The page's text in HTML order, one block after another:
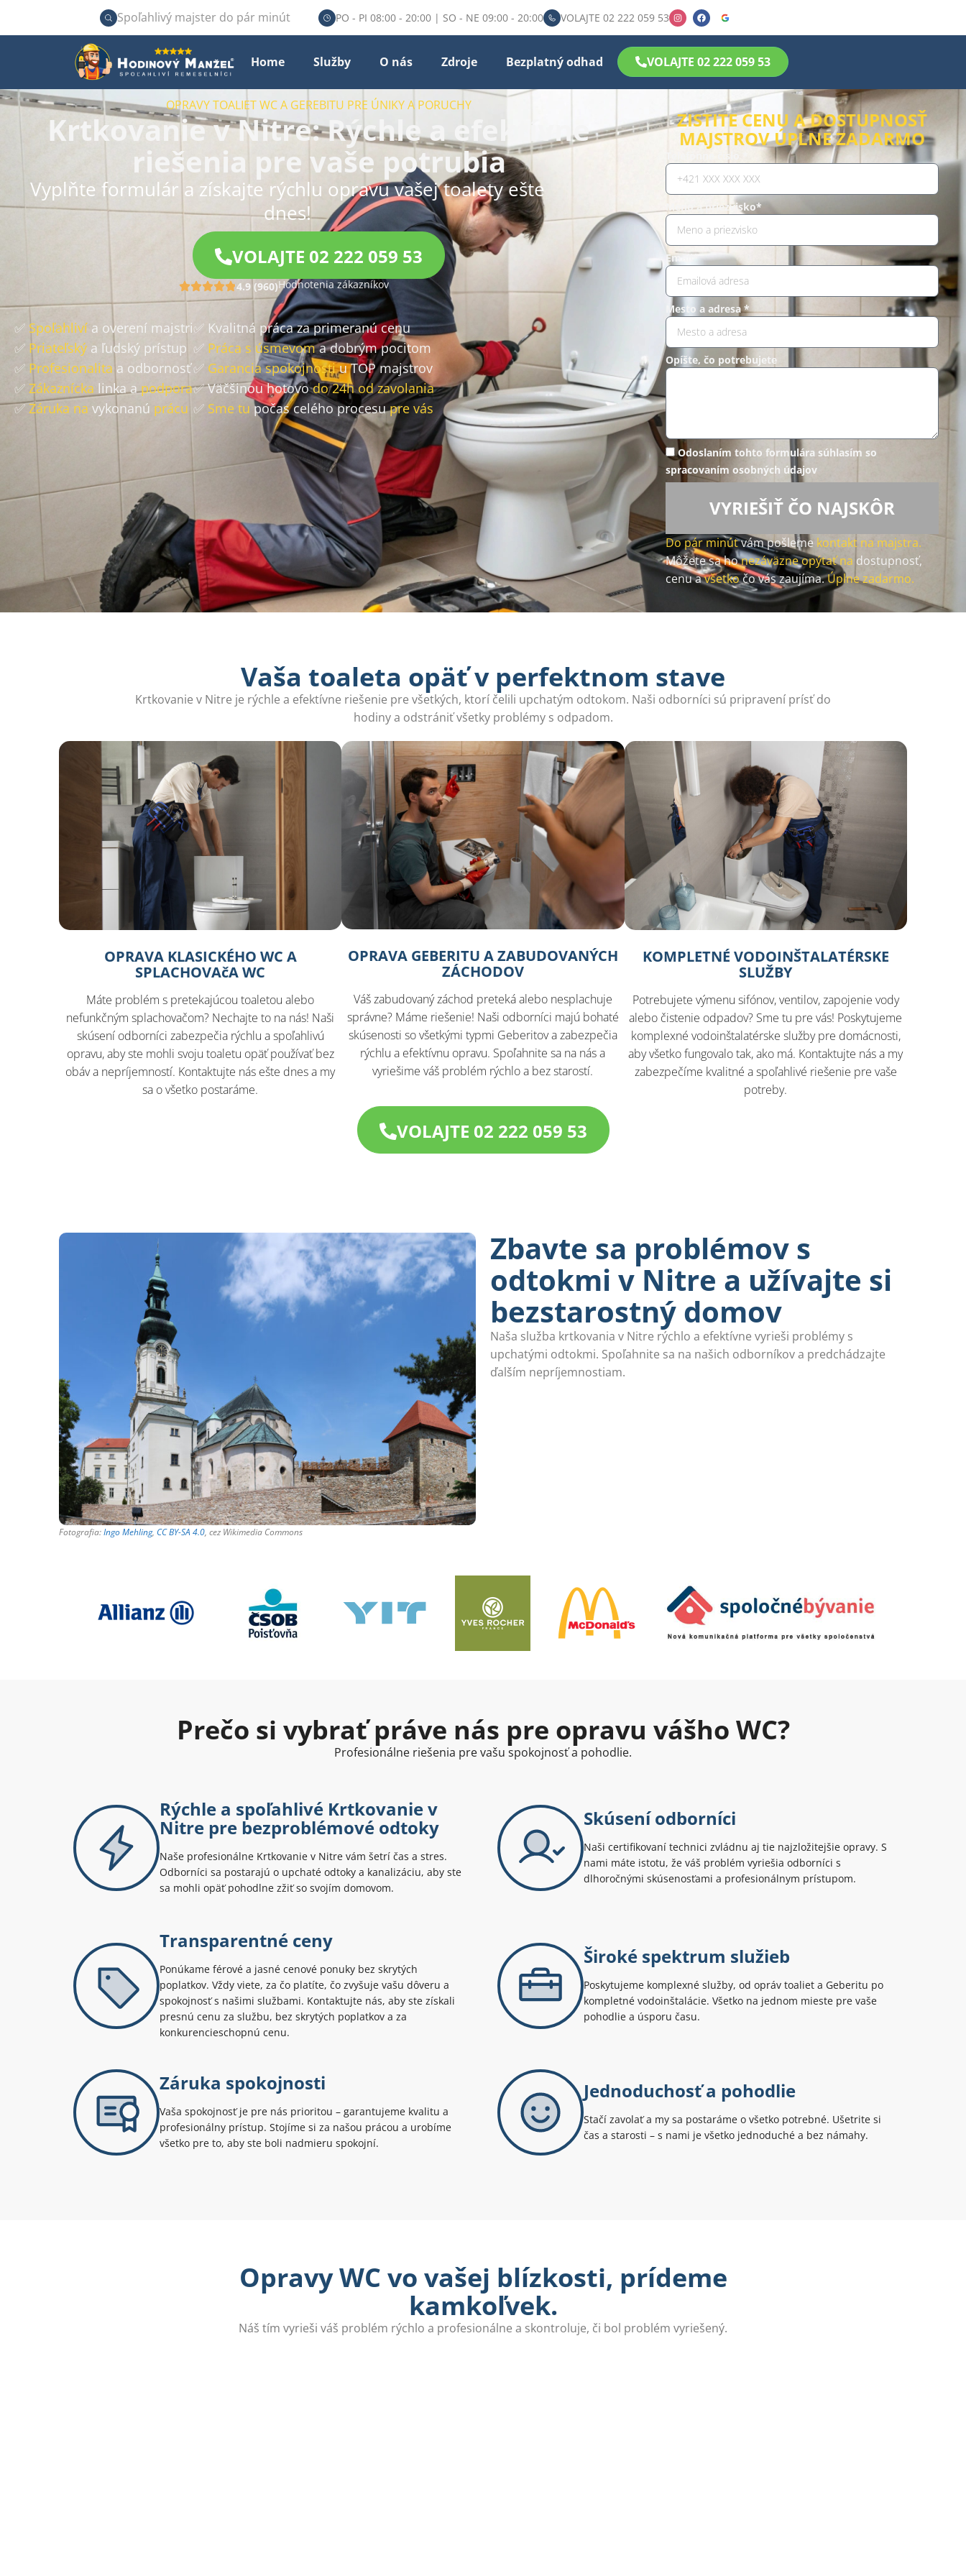
Spoľahlivý majster do pár minút PO - PI 08:00 - 20:00 | SO - NE 09:00 - 20:00 VOLAJTE 02 222 059 53
Home Služby O nás Zdroje Bezplatný odhad VOLAJTE 02 222 059 53
OPRAVY TOALIET WC A GEREBITU PRE ÚNIKY A PORUCHY
Krtkovanie v Nitre: Rýchle a efektívne
riešenia pre vaše potrubia
Vyplňte formulár a získajte rýchlu opravu vašej toalety ešte
dnes!
VOLAJTE 02 222 059 53
4.9 (960)Hodnotenia zákazníkov
✅ Spoľahliví a overení majstri
✅ Priateľský a ľudský prístup
✅ Profesionalita a odbornosť
✅ Zákaznícka linka apodpora
✅Záruka na vykonanú prácu
✅ Kvalitná práca za primeranú cenu
✅ Práca s úsmevoma dobrým pocitom
✅ Garancia spokojnostiu TOP majstrov
✅ Väčšinou hotovodo 24h od zavolania
✅ Sme tu počas celého procesupre vás
ZISTITE CENU A DOSTUPNOSŤ
MAJSTROV ÚPLNE ZADARMO
Telefónne číslo *
Meno a priezvisko*
Email*
Mesto a adresa *
Opíšte, čo potrebujete
Odoslaním tohto formulára súhlasím so
spracovaním osobných údajov
VYRIEŠIŤ ČO NAJSKÔR
Do pár minútvám pošleme kontakt na majstra.
Môžete sa honezáväzne opýtať na dostupnosť,
cenu avšetkočo vás zaujíma.Úplne zadarmo.
Vaša toaleta opäť v perfektnom stave
Krtkovanie v Nitre je rýchle a efektívne riešenie pre všetkých, ktorí čelili upchatým odtokom. Naši odborníci sú pripravení prísť do
hodiny a odstrániť všetky problémy s odpadom.
OPRAVA KLASICKÉHO WC A
SPLACHOVAčA WC
Máte problém s pretekajúcou toaletou alebo
nefunkčným splachovačom? Nechajte to na nás! Naši
skúsení odborníci zabezpečia rýchlu a spoľahlivú
opravu, aby ste mohli svoju toaletu opäť používať bez
obáv a nepríjemností. Kontaktujte nás ešte dnes a my
sa o všetko postaráme.
OPRAVA GEBERITU A ZABUDOVANÝCH
ZÁCHODOV
Váš zabudovaný záchod preteká alebo nesplachuje
správne? Máme riešenie! Naši odborníci majú bohaté
skúsenosti so všetkými typmi Geberitov a zabezpečia
rýchlu a efektívnu opravu. Spoľahnite sa na nás a
vyriešime váš problém rýchlo a bez starostí.
KOMPLETNÉ VODOINŠTALATÉRSKE
SLUŽBY
Potrebujete výmenu sifónov, ventilov, zapojenie vody
alebo čistenie odpadov? Sme tu pre vás! Poskytujeme
komplexné vodoinštalatérske služby pre domácnosti,
aby všetko fungovalo tak, ako má. Kontaktujte nás a my
zabezpečíme kvalitné a spoľahlivé riešenie pre vaše
potreby.
VOLAJTE 02 222 059 53
Fotografia:Ingo Mehling, CC BY-SA 4.0, cez Wikimedia Commons
Zbavte sa problémov s
odtokmi v Nitre a užívajte si
bezstarostný domov
Naša služba krtkovania v Nitre rýchlo a efektívne vyrieši problémy s
upchatými odtokmi. Spoľahnite sa na našich odborníkov a predchádzajte
ďalším nepríjemnostiam.
Prečo si vybrať práve nás pre opravu vášho WC?
Profesionálne riešenia pre vašu spokojnosť a pohodlie.
Rýchle a spoľahlivé Krtkovanie v
Nitre pre bezproblémové odtoky
Naše profesionálne Krtkovanie v Nitre vám šetrí čas a stres.
Odborníci sa postarajú o upchaté odtoky a kanalizáciu, aby ste
sa mohli opäť pohodlne zžiť so svojím domovom.
Skúsení odborníci
Naši certifikovaní technici zvládnu aj tie najzložitejšie opravy. S
nami máte istotu, že váš problém vyriešia odborníci s
dlhoročnými skúsenosťami a profesionálnym prístupom.
Transparentné ceny
Ponúkame férové a jasné cenové ponuky bez skrytých
poplatkov. Vždy viete, za čo platíte, čo zvyšuje vašu dôveru a
spokojnosť s našimi službami. Kontaktujte nás, aby ste získali
presnú cenu za službu, bez skrytých poplatkov a za
konkurencieschopnú cenu.
Široké spektrum služieb
Poskytujeme komplexné služby, od opráv toaliet a Geberitu po
kompletné vodoinštalácie. Všetko na jednom mieste pre vaše
pohodlie a úsporu času.
Záruka spokojnosti
Vaša spokojnosť je pre nás prioritou – garantujeme kvalitu a
profesionálny prístup. Stojíme si za našou prácou a urobíme
všetko pre to, aby ste boli nadmieru spokojní.
Jednoduchosť a pohodlie
Stačí zavolať a my sa postaráme o všetko potrebné. Ušetrite si
čas a starosti – s nami je všetko jednoduché a bez námahy.
Opravy WC vo vašej blízkosti, prídeme
kamkoľvek.
Náš tím vyrieši váš problém rýchlo a profesionálne a skontroluje, či bol problém vyriešený.